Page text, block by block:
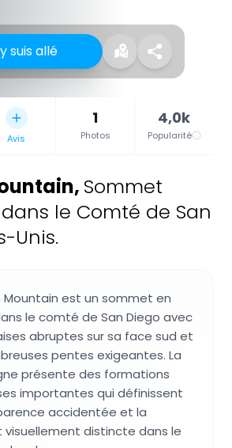
suis allé
Avis
1
Photos
4,0k
Popularité
, Sommet
le Comté de San
Unis.
Mountain est un sommet en
le comté de San Diego avec
abruptes sur sa face sud et
pentes exigeantes. La
présente des formations
importantes qui définissent
accidentée et la
visuellement distincte dans le